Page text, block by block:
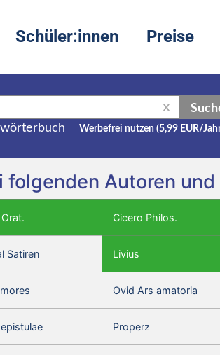
Schüler:innen Preise
X
Werbefrei nutzen (5,99 EUR/
Autoren und
Cicero Philos.
Satiren Livius
Ovid Ars amatoria
Properz